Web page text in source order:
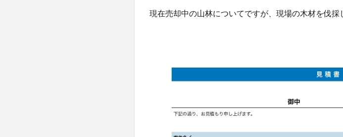
ついて
「合算
1.1.2
に補助
現在売却中の山林についてですが、現場の木材を伐採